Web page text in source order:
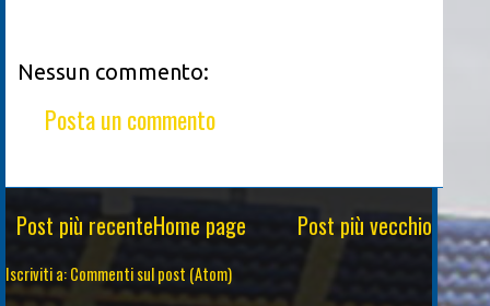
Nessun commento:
Posta un commento
Post più recente Post più vecchio
Home page
Iscriviti a:Commenti sul post (Atom)